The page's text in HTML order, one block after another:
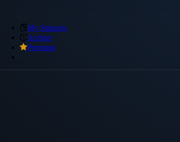
My Snippets
Archive
Premium